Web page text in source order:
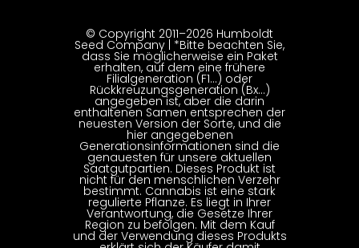
© Copyright 2011–2026 Humboldt
Seed Company | *Bitte beachten Sie,
dass Sie möglicherweise ein Paket
erhalten, auf dem eine frühere
Filialgeneration (F1…) oder
Rückkreuzungsgeneration (Bx…)
angegeben ist, aber die darin
enthaltenen Samen entsprechen der
neuesten Version der Sorte, und die
hier angegebenen
Generationsinformationen sind die
genauesten für unsere aktuellen
Saatgutpartien. Dieses Produkt ist
nicht für den menschlichen Verzehr
bestimmt. Cannabis ist eine stark
regulierte Pflanze. Es liegt in Ihrer
Verantwortung, die Gesetze Ihrer
Region zu befolgen. Mit dem Kauf
und der Verwendung dieses Produkts